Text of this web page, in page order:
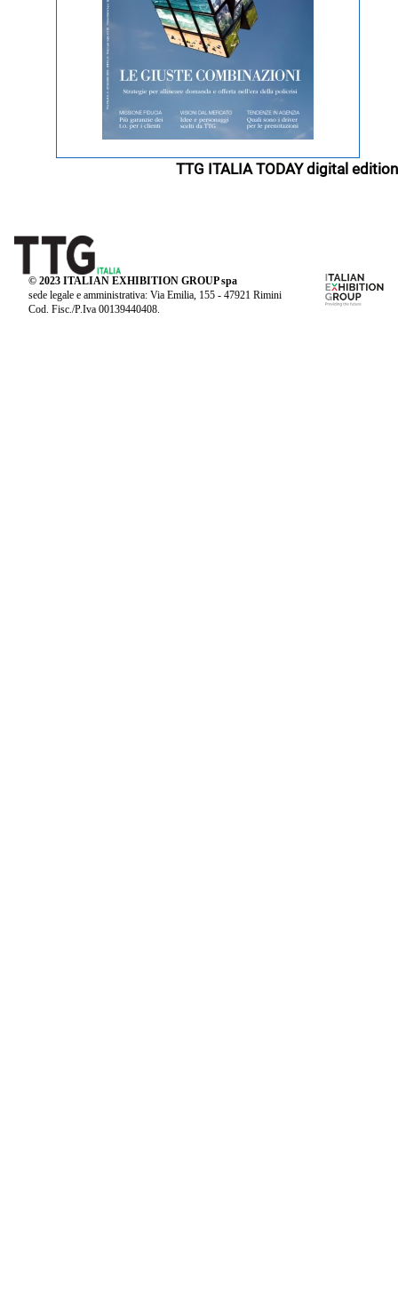
TTG ITALIA TODAY digital edition
© 2023 ITALIAN EXHIBITION GROUP spa
sede legale e amministrativa: Via Emilia, 155 - 47921 Rimini
Cod. Fisc./P.Iva 00139440408.